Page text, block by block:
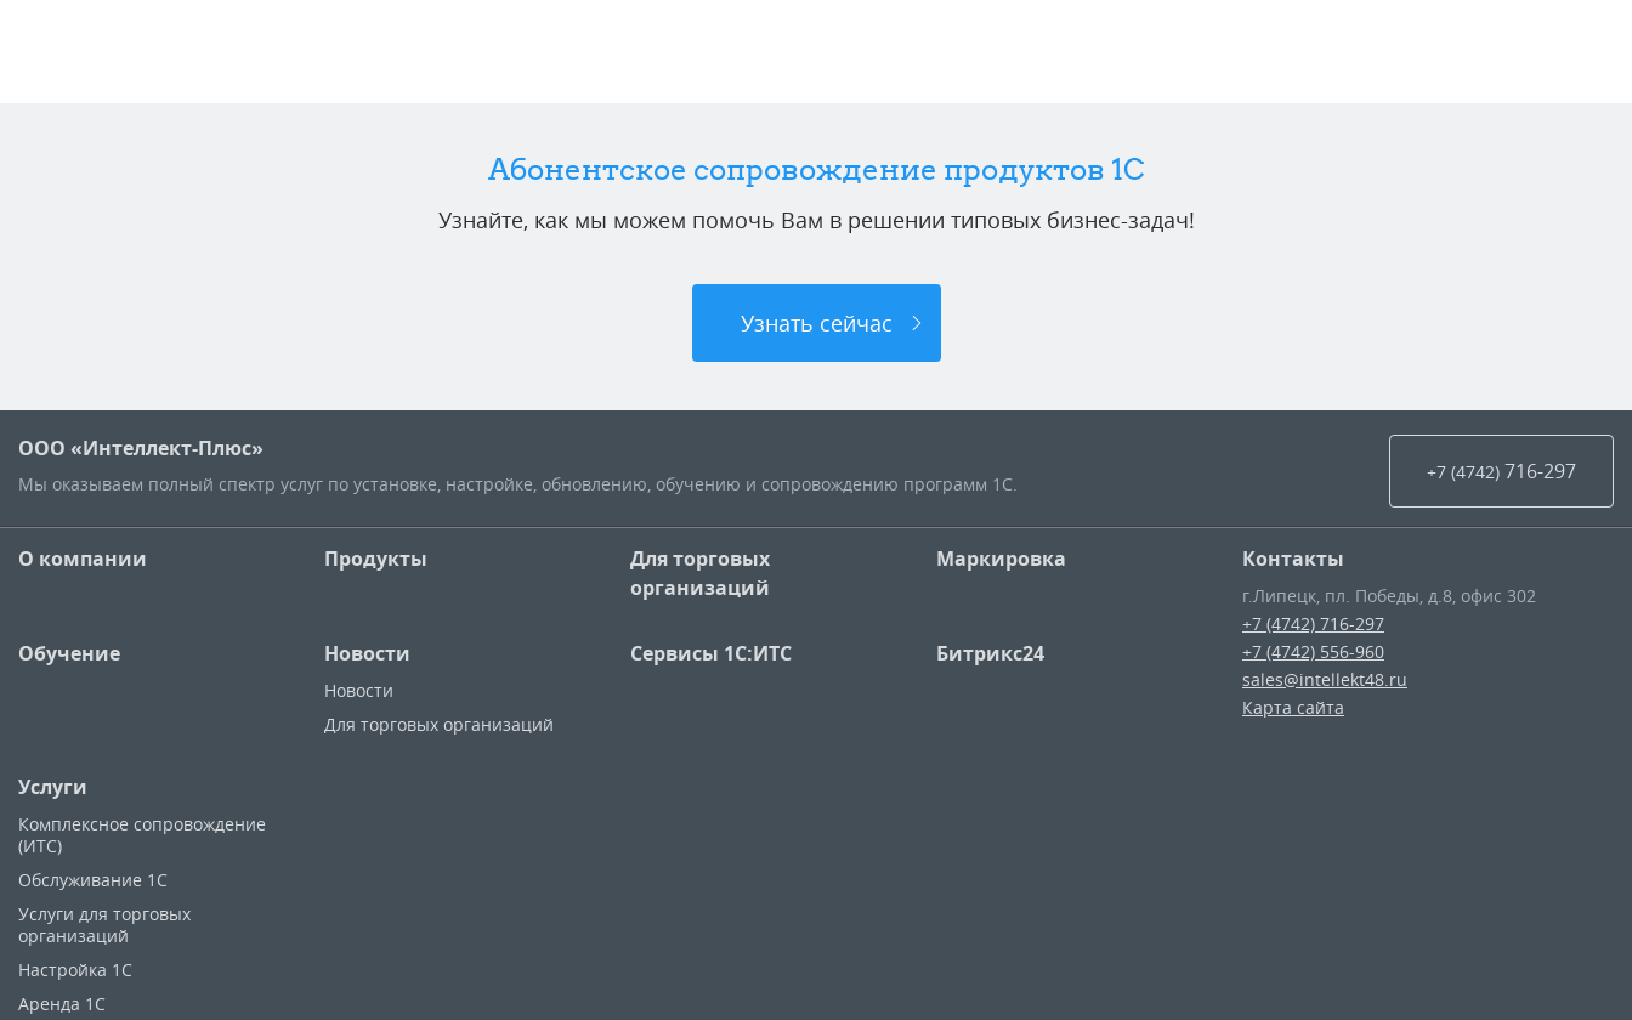
Абонентское сопровождение продуктов 1C
Узнайте, как мы можем помочь Вам в решении типовых бизнес-задач!
Узнать сейчас
ООО «Интеллект-Плюс»
Мы оказываем полный спектр услуг по установке, настройке, обновлению, обучению и сопровождению программ 1С.
+7 (4742) 716-297
О компании Продукты
Для торговых
организаций
Маркировка
Обучение Новости
Новости
Для торговых организаций
Сервисы 1С:ИТС Битрикс24
Услуги
Комплексное сопровождение
(ИТС)
Обслуживание 1С
Услуги для торговых
организаций
Настройка 1С
Аренда 1С
Контакты
г.Липецк, пл. Победы, д.8, офис 302
+7 (4742) 716-297
+7 (4742) 556-960
sales@intellekt48.ru
Карта сайта